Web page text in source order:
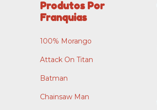
Produtos Por
Franquias
100% Morango
Attack On Titan
Batman
Chainsaw Man